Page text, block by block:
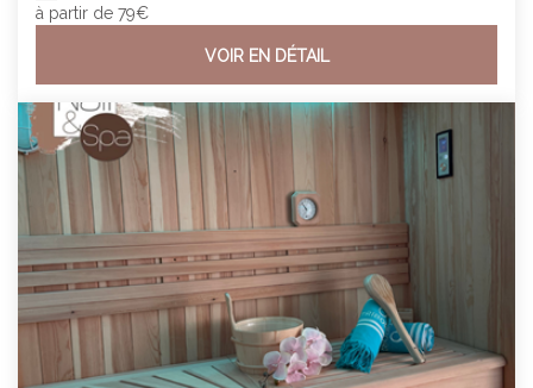
à partir de 79€
VOIR EN DÉTAIL